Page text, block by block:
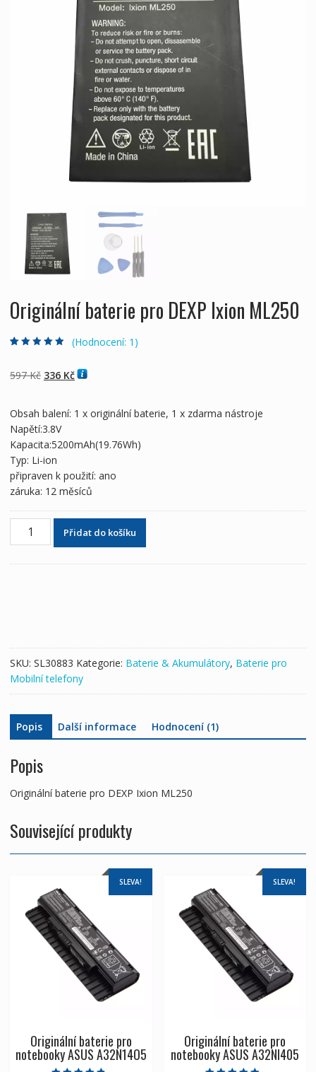
Originální baterie pro DEXP Ixion ML250
hodnocení
zákazníka
(Hodnocení: 1 )
597Kč Původní
597 Kč
336 KčAktuální
336 Kč
Obsah balení: 1 x originální baterie, 1 x zdarma nástroje
Napětí:3.8V
Kapacita:5200mAh(19.76Wh)
Typ: Li-ion
připraven k použití: ano
záruka: 12 měsíců
Originální
Přidat do košíku
SKU: SL30883 Kategorie: Baterie & Akumulátory, Baterie pro
Mobilní telefony
Popis Další informace Hodnocení (1)
Popis
Originální baterie pro DEXP Ixion ML250
Související produkty
SLEVA!
Originální baterie pro
notebooky ASUS A32N14O5
SLEVA!
Originální baterie pro
notebooky ASUS A32NI405